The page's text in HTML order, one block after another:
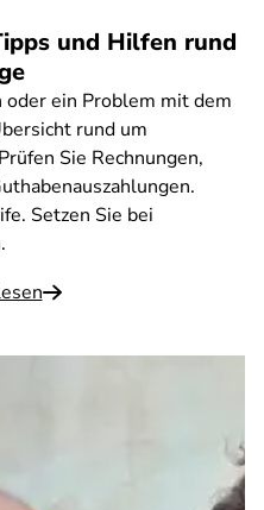
und Hilfen rund
ein Problem mit dem
rund um
Sie Rechnungen,
Setzen Sie bei